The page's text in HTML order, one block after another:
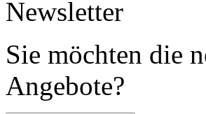
Newsletter
Sie möchten die
Angebote?